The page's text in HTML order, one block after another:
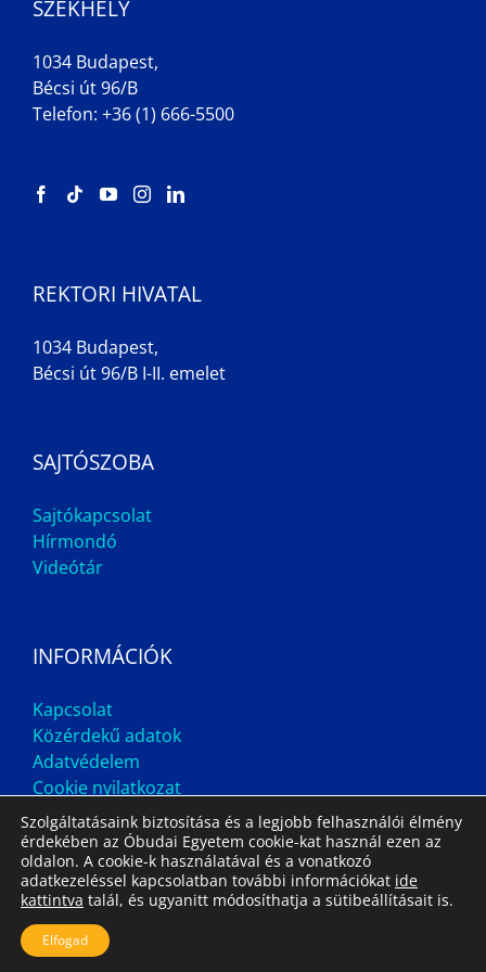
SZÉKHELY
1034 Budapest,
Bécsi út 96/B
Telefon: +36 (1) 666-5500
REKTORI HIVATAL
1034 Budapest,
Bécsi út 96/B I-II. emelet
SAJTÓSZOBA
Sajtókapcsolat
Hírmondó
Videótár
INFORMÁCIÓK
Kapcsolat
Közérdekű adatok
Adatvédelem
Cookie nyilatkozat
Impresszum
Szolgáltatásaink biztosítása és a legjobb felhasználói élmény
érdekében az Óbudai Egyetem cookie-kat használ ezen az
oldalon. A cookie-k használatával és a vonatkozó
adatkezeléssel kapcsolatban további információkat ide
kattintva talál, és ugyanitt módosíthatja a sütibeállításait is.
Elfogad